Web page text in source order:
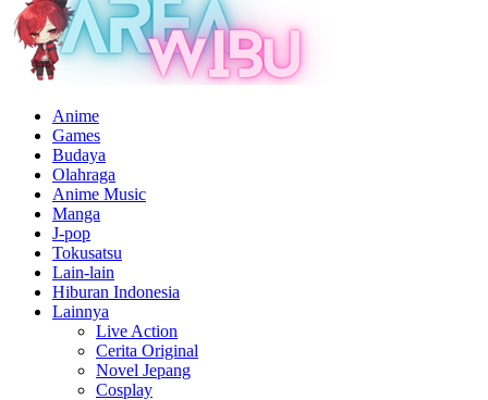
Anime
Games
Budaya
Olahraga
Anime Music
Manga
J-pop
Tokusatsu
Lain-lain
Hiburan Indonesia
Lainnya
Live Action
Cerita Original
Novel Jepang
Cosplay